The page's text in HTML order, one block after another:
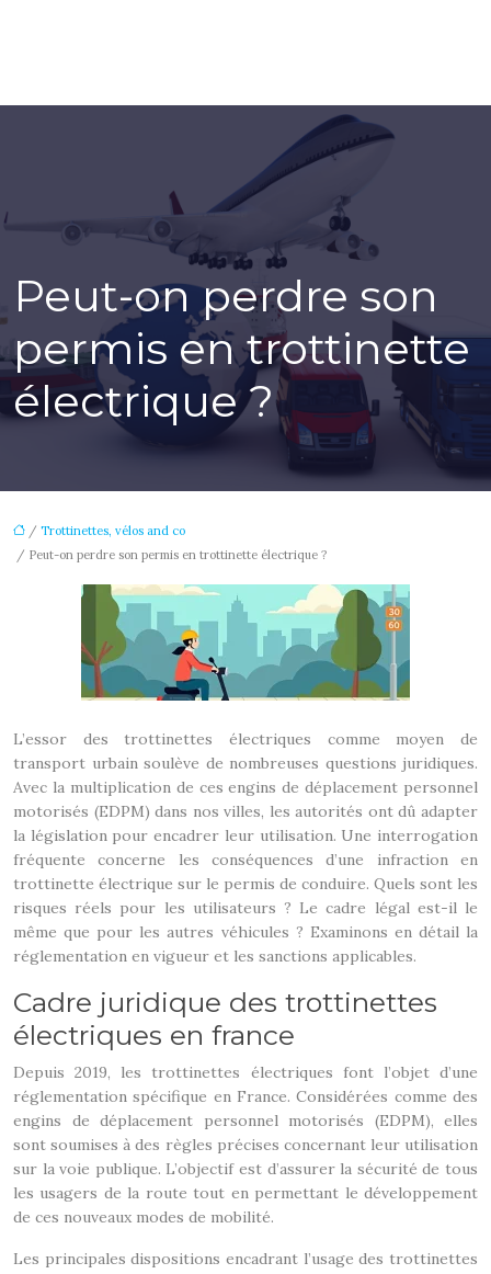
Peut-on perdre son
permis en trottinette
électrique ?
/ Trottinettes, vélos and co
/ Peut-on perdre son permis en trottinette électrique ?
L’essor des trottinettes électriques comme moyen de
transport urbain soulève de nombreuses questions juridiques.
Avec la multiplication de ces engins de déplacement personnel
motorisés (EDPM) dans nos villes, les autorités ont dû adapter
la législation pour encadrer leur utilisation. Une interrogation
fréquente concerne les conséquences d’une infraction en
trottinette électrique sur le permis de conduire. Quels sont les
risques réels pour les utilisateurs ? Le cadre légal est-il le
même que pour les autres véhicules ? Examinons en détail la
réglementation en vigueur et les sanctions applicables.
Cadre juridique des trottinettes
électriques en france
Depuis 2019, les trottinettes électriques font l’objet d’une
réglementation spécifique en France. Considérées comme des
engins de déplacement personnel motorisés (EDPM), elles
sont soumises à des règles précises concernant leur utilisation
sur la voie publique. L’objectif est d’assurer la sécurité de tous
les usagers de la route tout en permettant le développement
de ces nouveaux modes de mobilité.
Les principales dispositions encadrant l’usage des trottinettes